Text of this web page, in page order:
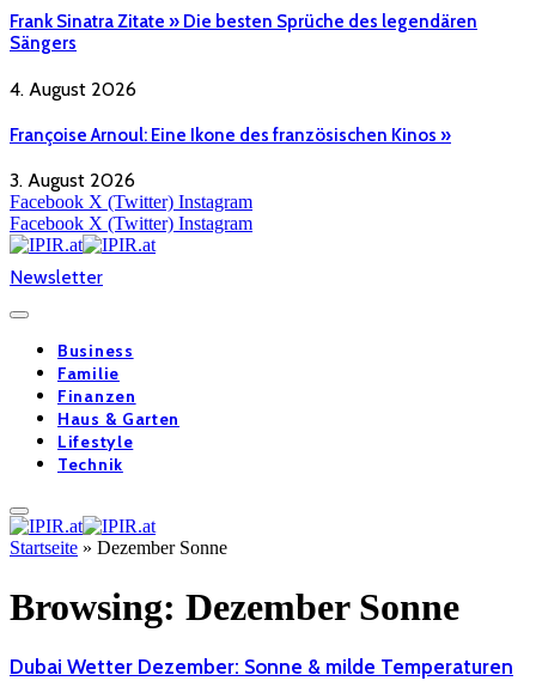
Frank Sinatra Zitate » Die besten Sprüche des legendären
Sängers
4. August 2026
Françoise Arnoul: Eine Ikone des französischen Kinos »
3. August 2026
Facebook X (Twitter) Instagram
Facebook X (Twitter) Instagram
Newsletter
Business
Familie
Finanzen
Haus & Garten
Lifestyle
Technik
Startseite » Dezember Sonne
Browsing: Dezember Sonne
Dubai Wetter Dezember: Sonne & milde Temperaturen